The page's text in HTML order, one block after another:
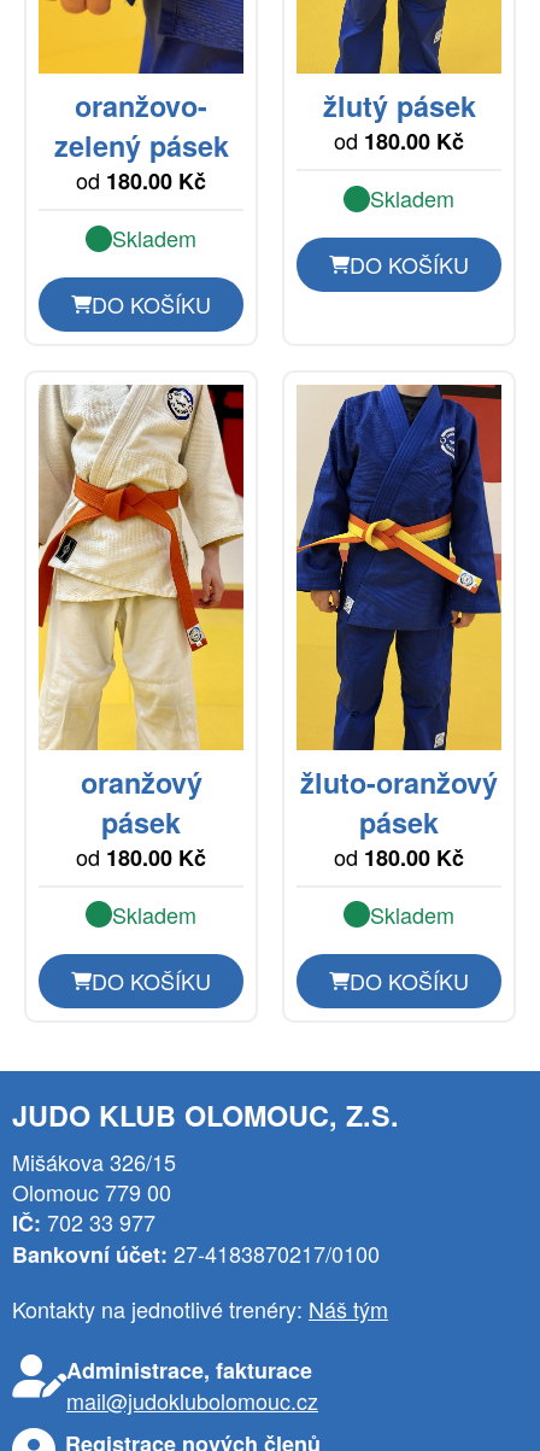
oranžovo-
zelený pásek
od 180.00 Kč
Skladem
DO KOŠÍKU
žlutý pásek
od 180.00 Kč
Skladem
DO KOŠÍKU
oranžový
pásek
od 180.00 Kč
Skladem
DO KOŠÍKU
žluto-oranžový
pásek
od 180.00 Kč
Skladem
DO KOŠÍKU
JUDO KLUB OLOMOUC, Z.S.
Mišákova 326/15
Olomouc 779 00
IČ: 702 33 977
Bankovní účet: 27-4183870217/0100
Kontakty na jednotlivé trenéry: Náš tým
Administrace, fakturace
mail@judoklubolomouc.cz
Registrace nových členů